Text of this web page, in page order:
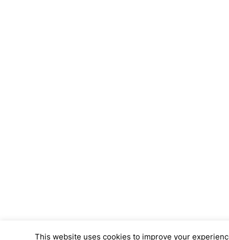
This website uses cookies to improve your